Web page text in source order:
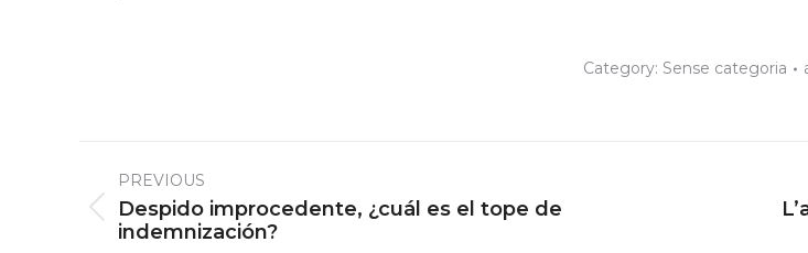
Category: Sense categoria
navigation
PREVIOUS
Previous
post:
Despido improcedente, ¿cuál es el tope de
indemnización?